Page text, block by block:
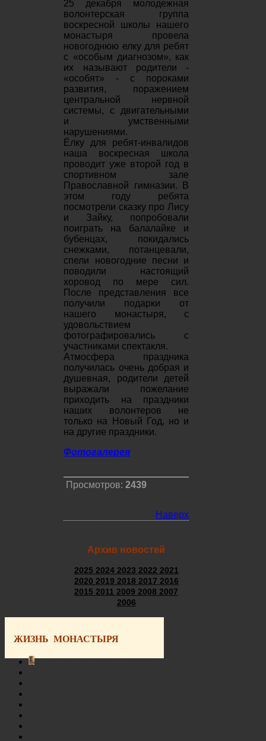
25 декабря молодежная
волонтерская группа
воскресной школы нашего
монастыря провела
новогоднюю елку для ребят
с «особым диагнозом», как
их называют родители -
«особят» - с пороками
развития, поражением
центральной нервной
системы, с двигательными
и умственными
нарушениями.
Ёлку для ребят-инвалидов
наша воскресная школа
проводит уже второй год в
спортивном зале
Православной гимназии. В
этом году ребята
посмотрели сказку про Лису
и Зайку, попробовали
поиграть на балалайке и
бубенцах, покидались
снежками, потанцевали,
спели новогодние песни и
поводили настоящий
хоровод по мере сил.
После представления все
получили подарки от
нашего монастыря, с
удовольствием
фотографировались с
участниками спектакля.
Атмосфера праздника
получилась очень добрая и
душевная, родители детей
выражали пожелание
приходить на праздники
наших волонтеров не
только на Новый Год, но и
на другие праздники.
Фотогалерея
Просмотров:2439
Наверх
Архив новостей
2025 2024 2023 2022 2021
2020 2019 2018 2017 2016
2015 2011 2009 2008 2007
2006
ЖИЗНЬ МОНАСТЫРЯ